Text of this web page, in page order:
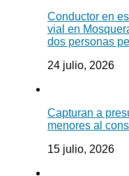
Conductor en
vial en
dos personas
24 julio, 2026
Capturan a
menores al
15 julio, 2026